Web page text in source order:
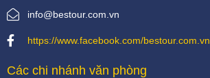
info@bestour.com.vn
https://www.facebook.com/bestour.com.vn
Các chi nhánh văn phòng